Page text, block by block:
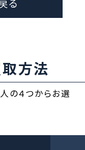
方法
の４つからお選